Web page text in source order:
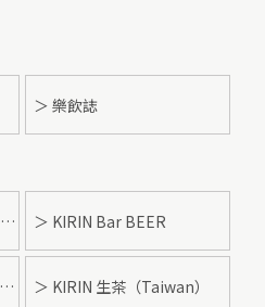
＞ 樂飲誌
＞KIRIN Beer（Taiwan）- 麒麟啤酒 ＞ KIRIN Bar BEER
＞ KIRIN 午後の紅茶（Taiwan） ＞ KIRIN 生茶（Taiwan）